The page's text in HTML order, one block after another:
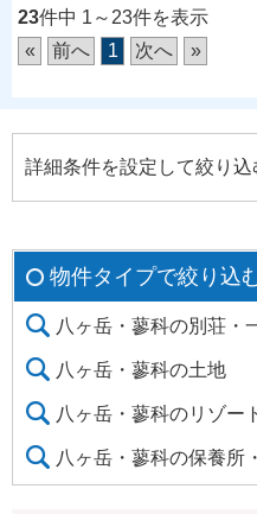
23件中 1～23件を表示
«
前へ 1 次へ »
詳細条件を設定して絞り込
物件タイプで絞り込
八ヶ岳・蓼科の別荘・
八ヶ岳・蓼科の土地
八ヶ岳・蓼科のリゾー
八ヶ岳・蓼科の保養所